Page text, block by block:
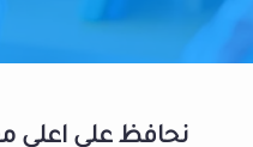
نحافظ على اعلى